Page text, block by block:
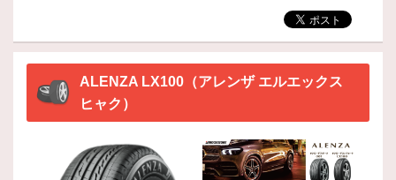
ALENZA LX100（アレンザ エルエックス
ヒャク）